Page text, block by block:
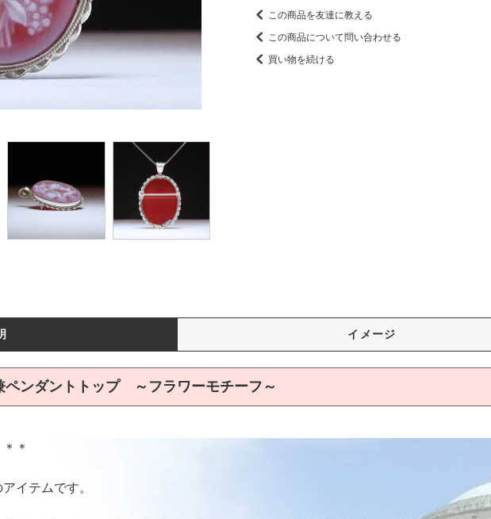
この商品を友達に教える
この商品について問い合わせる
買い物を続ける
イメージ
ペンダントトップ ～フラワーモチーフ～
＊
イテムです。